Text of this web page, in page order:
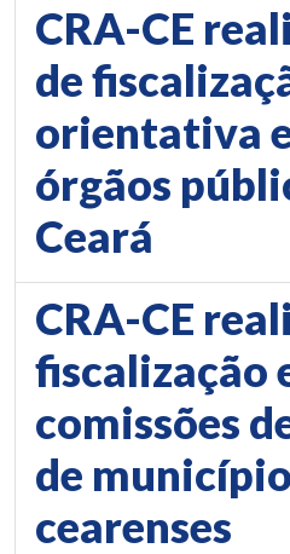
CRA-CE
de
orientativa
órgãos
Ceará
CRA-CE
fiscalização
comissões
de
cearenses